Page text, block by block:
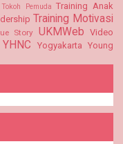
Tokoh Pemuda Training Anak
Training Motivasi
Story UKMWeb Video
YHNC Yogyakarta
Young